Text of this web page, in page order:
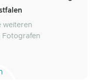
weiteren
Fotografen